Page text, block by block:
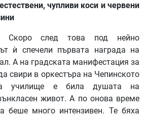
естествени,чупливи коси и червени
Скоро след това под нейно
ѝ спечели първата награда на
А на градската манифестация за
свири в оркестъра на Чепинското
училище е била душата на
живот. А по онова време
беше много интензивен. Те бяха